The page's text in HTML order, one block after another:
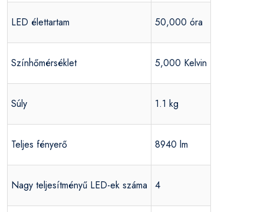
LED élettartam 50,000 óra
Színhőmérséklet 5,000 Kelvin
Súly 1.1 kg
Teljes fényerő 8940 lm
Nagy teljesítményű LED-ek száma 4